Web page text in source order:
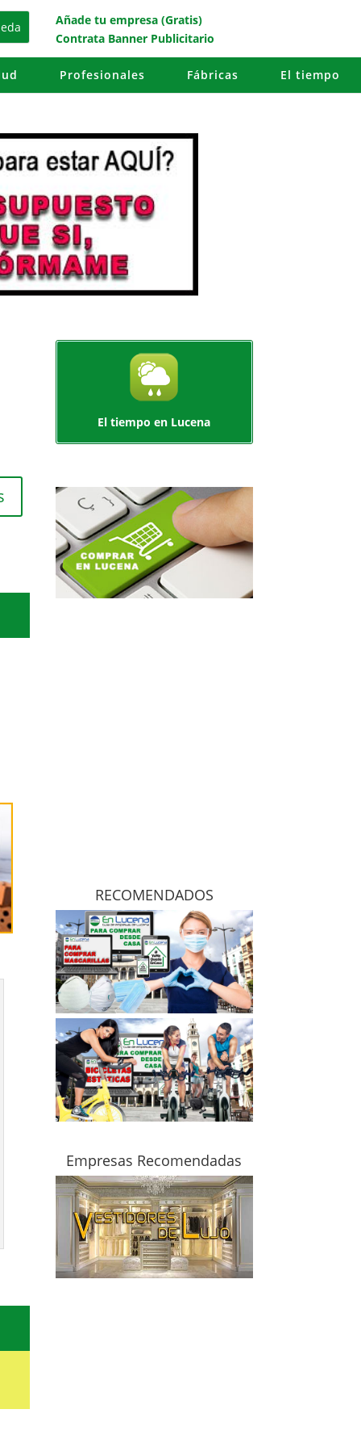
Añade tu empresa (Gratis)
Contrata Banner Publicitario
Profesionales Fábricas El tiempo
El tiempo en Lucena
RECOMENDADOS
Empresas Recomendadas